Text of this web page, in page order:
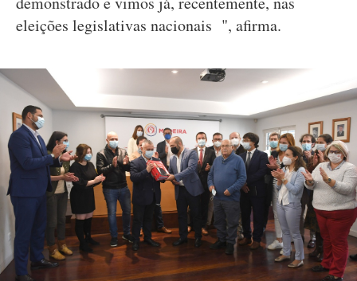
eleições legislativas nacionais ", afirma.